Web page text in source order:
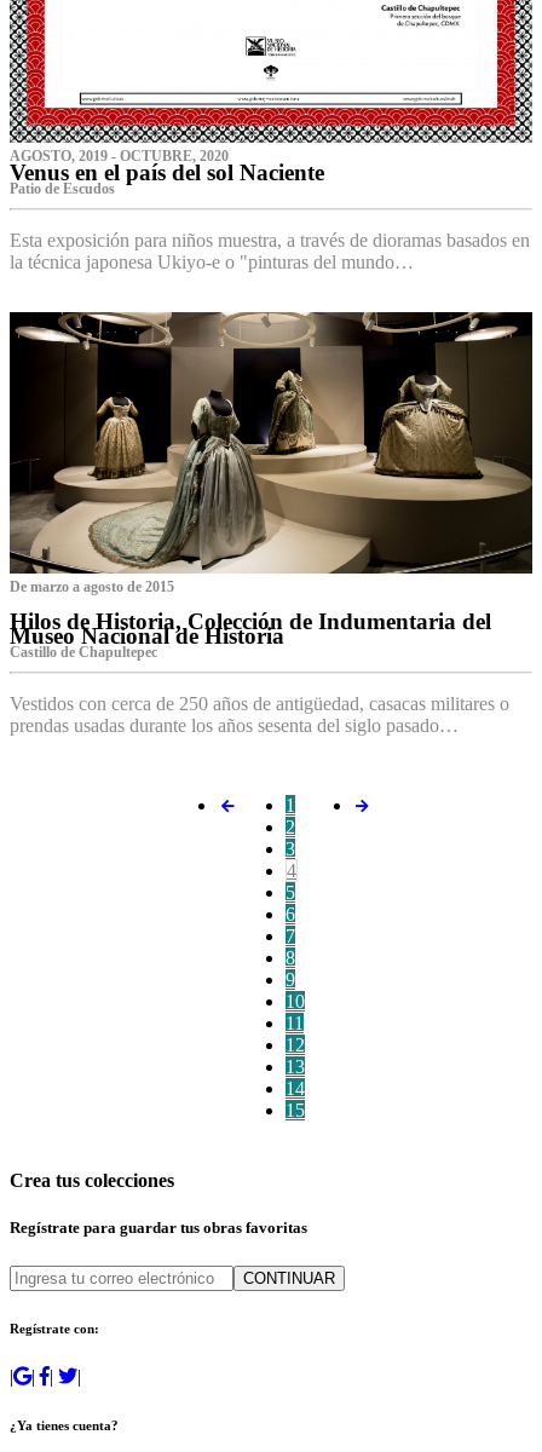
AGOSTO, 2019 - OCTUBRE, 2020
Venus en el país del sol Naciente
P‌atio de Escudos
Esta exposición para niños muestra, a través de dioramas basados en
la técnica japonesa Ukiyo-e o "pinturas del mundo…
De marzo a agosto de 2015
Hilos de Historia, Colección de Indumentaria del
Museo Nacional de Historia
Castillo de Chapultepec
Vestidos con cerca de 250 años de antigüedad, casacas militares o
prendas usadas durante los años sesenta del siglo pasado…
1
2
3
4
5
6
7
8
9
10
11
12
13
14
15
Crea tus colecciones
Regístrate para guardar tus obras favoritas
CONTINUAR
Regístrate con:
| | | |
¿Ya tienes cuenta?